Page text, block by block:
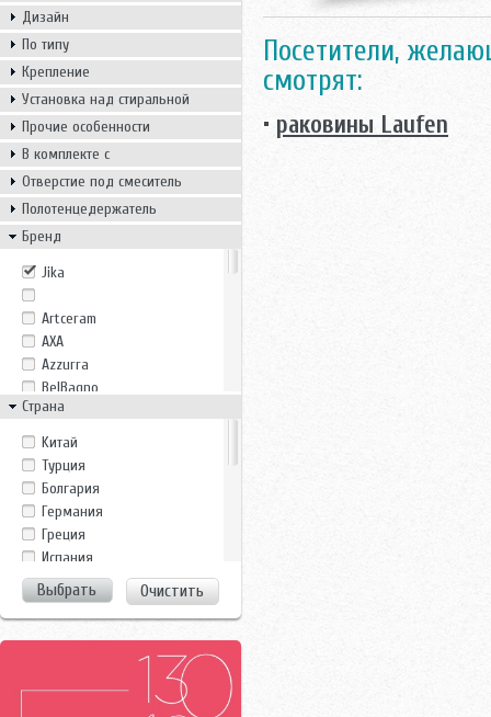
Дизайн
По типу
Крепление
Установка над стиральной
машиной
Прочие особенности
В комплекте с
Отверстие под смеситель
Полотенцедержатель
Бренд
Jika
Artceram
AXA
Azzurra
BelBagno
Duravit
Gala
Gsi
Gustavsberg
Ideal Standard
Ido
Ifo
Jacob Delafon
Laufen
Monte Bianco
Perfect House
Страна
Kитай
Tурция
Болгария
Германия
Греция
Испания
Италия
Китай
Росcия
Финляндия
Очистить
Посетители,
смотрят:
• раковины Laufen